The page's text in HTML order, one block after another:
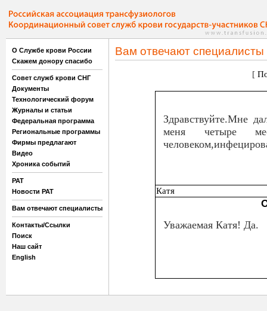
О Службе крови России
Скажем донору спасибо
Совет служб крови СНГ
Документы
Технологический форум
Журналы и статьи
Федеральная программа
Региональные программы
Фирмы предлагают
Видео
Хроника событий
РАТ
Новости РАТ
Вам отвечают специалисты
Контакты/Ссылки
Поиск
Наш сайт
English
Вам отвечают специалисты
[
Здравствуйте.Мне
меня четыре
Катя
Уважаемая Катя! Да.